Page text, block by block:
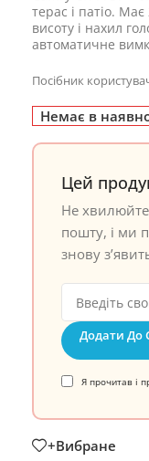
терас і патіо.
висоту і нахил
автоматичне
Посібник
Немає в
Цей
Не
пошту, і ми
знову
Додати До
Я прочитав і
+Вибране